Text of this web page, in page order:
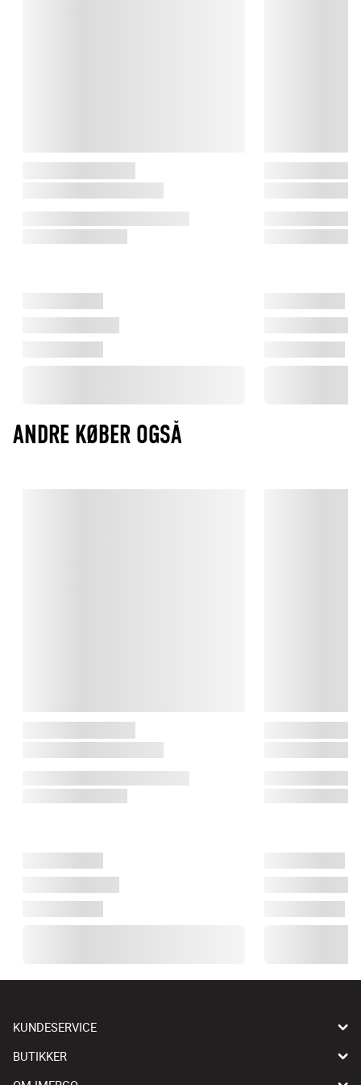
ANDRE KØBER OGSÅ
KUNDESERVICE
BUTIKKER